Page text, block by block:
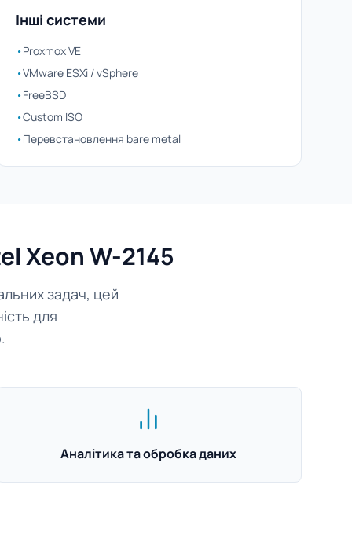
Інші системи
•Proxmox VE
•VMware ESXi / vSphere
•FreeBSD
•Custom ISO
•Перевстановлення bare metal
Xeon W-2145
задач, цей
для
Аналітика та обробка даних